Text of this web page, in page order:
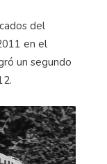
del
en el
un segundo